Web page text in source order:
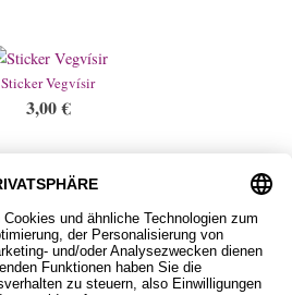
Sticker Vegvísir
3,00€
2,90€